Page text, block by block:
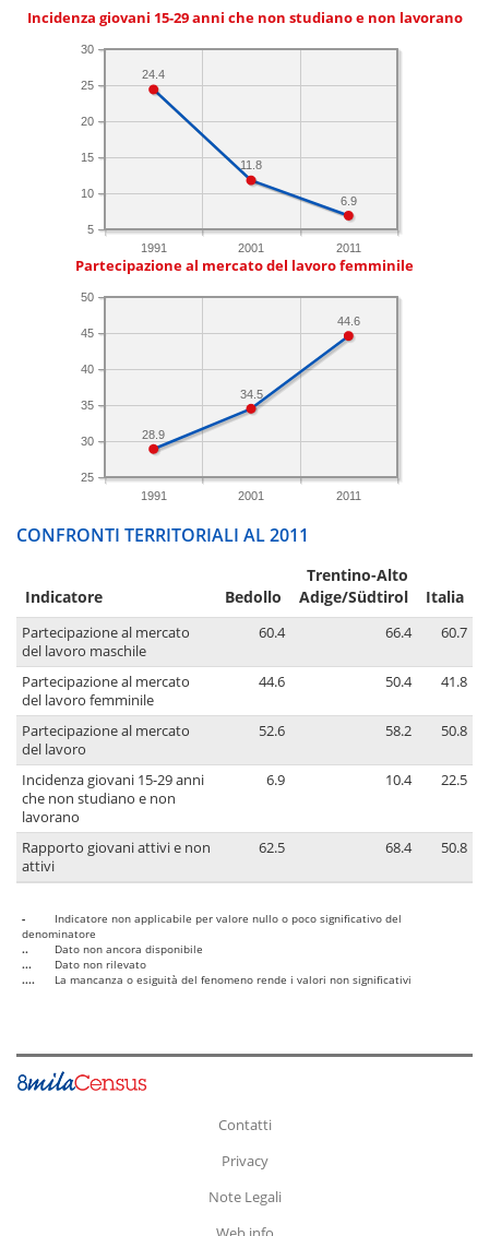
Incidenza giovani 15-29 anni che non studiano e non lavorano
1991 2001 2011
5
10
15
20
25
30
6.9
11.8
24.4
Partecipazione al mercato del lavoro femminile
1991 2001 2011
25
30
35
40
45
50
44.6
34.5
28.9
CONFRONTI TERRITORIALI AL 2011
Indicatore Bedollo
Trentino-Alto
Adige/Südtirol
Italia
Partecipazione al mercato
del lavoro maschile
60.4 66.4 60.7
Partecipazione al mercato
del lavoro femminile
44.6 50.4 41.8
Partecipazione al mercato
del lavoro
52.6 58.2 50.8
Incidenza giovani 15-29 anni
che non studiano e non
lavorano
6.9 10.4 22.5
Rapporto giovani attivi e non
attivi
62.5 68.4 50.8
-
Indicatore non applicabile per valore nullo o poco significativo del
denominatore
..
Dato non ancora disponibile
...
Dato non rilevato
....
La mancanza o esiguità del fenomeno rende i valori non significativi
Contatti
Privacy
Note Legali